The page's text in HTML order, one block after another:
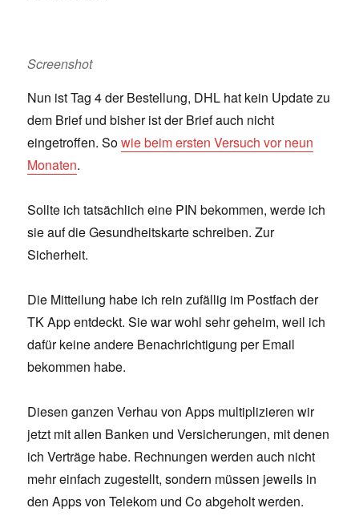
Screenshot
Nun ist Tag 4 der Bestellung, DHL hat kein Update zu
dem Brief und bisher ist der Brief auch nicht
eingetroffen. Sowie beim ersten Versuch vor neun
Monaten.
Sollte ich tatsächlich eine PIN bekommen, werde ich
sie auf die Gesundheitskarte schreiben. Zur
Sicherheit.
Die Mitteilung habe ich rein zufällig im Postfach der
TK App entdeckt. Sie war wohl sehr geheim, weil ich
dafür keine andere Benachrichtigung per Email
bekommen habe.
Diesen ganzen Verhau von Apps multiplizieren wir
jetzt mit allen Banken und Versicherungen, mit denen
ich Verträge habe. Rechnungen werden auch nicht
mehr einfach zugestellt, sondern müssen jeweils in
den Apps von Telekom und Co abgeholt werden.